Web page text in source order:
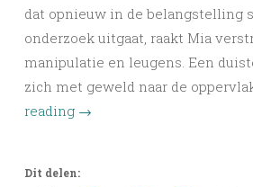
dat opnieuw in de belangstelling
onderzoek uitgaat, raakt Mia
manipulatie en leugens. Een
zich met geweld naar de
reading →
Dit delen: